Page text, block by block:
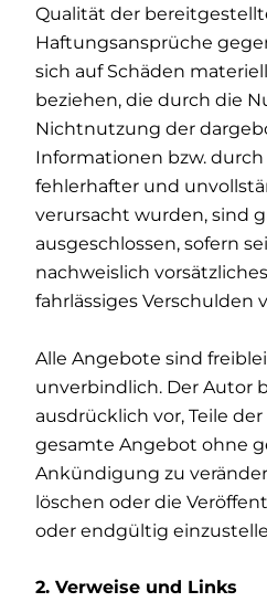
Qualität der
Haftungsansprüche
sich auf Schäden
beziehen, die durch die
Nichtnutzung der
Informationen bzw.
fehlerhafter und
verursacht wurden, sind
ausgeschlossen, sofern
nachweislich
fahrlässiges Verschulden
Alle Angebote sind
unverbindlich. Der Autor
ausdrücklich vor, Teile
gesamte Angebot ohne
Ankündigung zu
löschen oder die
oder endgültig
2. Verweise und Links